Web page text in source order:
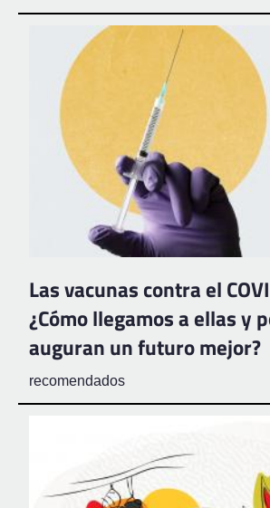
Las vacunas contra el
¿Cómo llegamos a ellas y
auguran un futuro mejor?
recomendados